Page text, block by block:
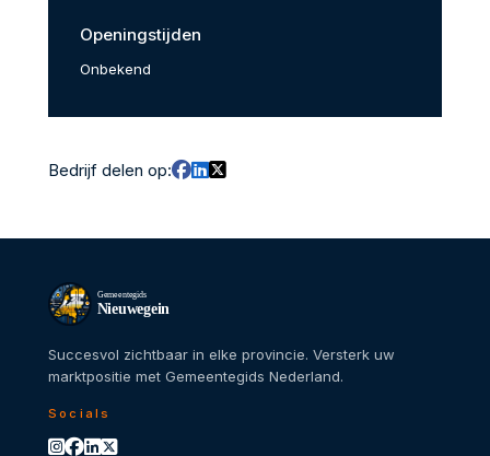
Openingstijden
Onbekend
Bedrijf delen op:
Gemeentegids
Nieuwegein
Succesvol zichtbaar in elke provincie. Versterk uw
marktpositie met Gemeentegids Nederland.
Socials